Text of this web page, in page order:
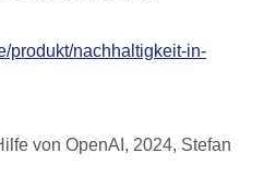
produkt/nachhaltigkeit-in-
von OpenAI, 2024, Stefan